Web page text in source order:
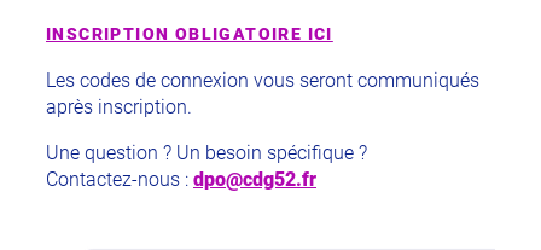
INSCRIPTION OBLIGATOIRE ICI
Les codes de connexion vous seront communiqués
après inscription.
Une question ? Un besoin spécifique ?
Contactez-nous : dpo@cdg52.fr